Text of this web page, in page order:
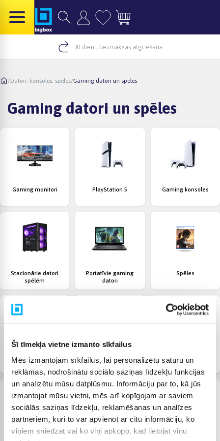
Šī tīmekļa vietne izmanto sīkfailus
Mēs izmantojam sīkfailus, lai personalizētu saturu un
reklāmas, nodrošinātu sociālo saziņas līdzekļu funkcijas
un analizētu mūsu datplūsmu. Informāciju par to, kā jūs
izmantojat mūsu vietni, mēs arī kopīgojam ar saviem
sociālās saziņas līdzekļu, reklamēšanas un analīzes
partneriem, kuri to var apvienot ar citu informāciju, ko
viņiem sniedzat vai ko viņi apkopo, kad lietojat viņu
30 dienu bezmaksas atgriešana
/Datori, konsoles, spēles/Gaming datori un spēles
Gaming datori un spēles
Gaming monitori PlayStation 5 Gaming konsoles
Stacionārie datori
spēlēm
Portatīvie gaming
datori
Spēles
Gaming klaviatūras Gaming peles Gaming austiņas